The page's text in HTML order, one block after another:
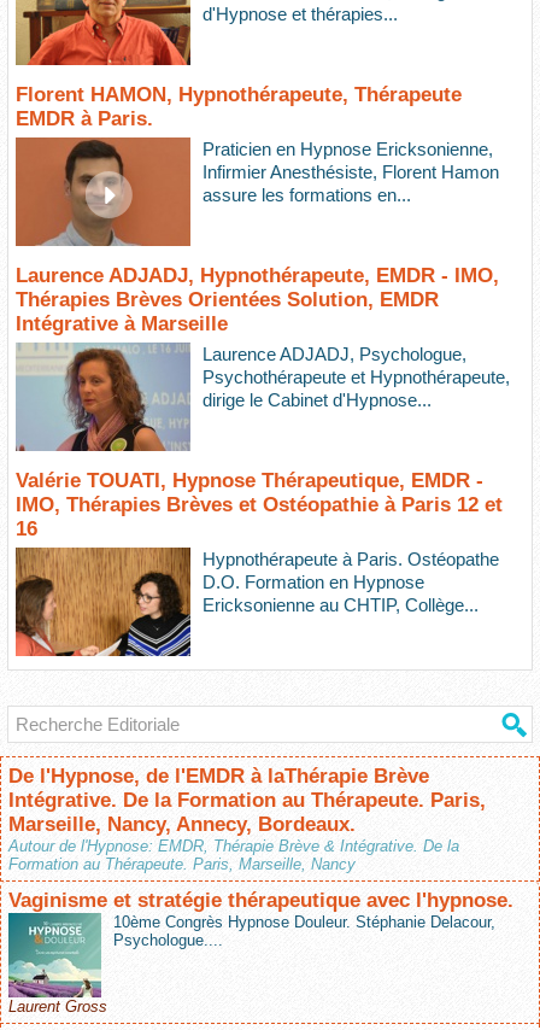
d'Hypnose et thérapies...
Florent HAMON, Hypnothérapeute, Thérapeute
EMDR à Paris.
Praticien en Hypnose Ericksonienne,
Infirmier Anesthésiste, Florent Hamon
assure les formations en...
Laurence ADJADJ, Hypnothérapeute, EMDR - IMO,
Thérapies Brèves Orientées Solution, EMDR
Intégrative à Marseille
Laurence ADJADJ, Psychologue,
Psychothérapeute et Hypnothérapeute,
dirige le Cabinet d'Hypnose...
Valérie TOUATI, Hypnose Thérapeutique, EMDR -
IMO, Thérapies Brèves et Ostéopathie à Paris 12 et
16
Hypnothérapeute à Paris. Ostéopathe
D.O. Formation en Hypnose
Ericksonienne au CHTIP, Collège...
De l'Hypnose, de l'EMDR à laThérapie Brève
Intégrative. De la Formation au Thérapeute. Paris,
Marseille, Nancy, Annecy, Bordeaux.
Autour de l'Hypnose: EMDR, Thérapie Brève & Intégrative. De la
Formation au Thérapeute. Paris, Marseille, Nancy
Vaginisme et stratégie thérapeutique avec l'hypnose.
10ème Congrès Hypnose Douleur. Stéphanie Delacour,
Psychologue....
Laurent Gross